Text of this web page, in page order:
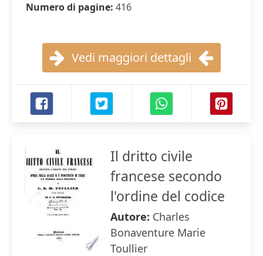
Numero di pagine: 416
Vedi maggiori dettagli
Il dritto civile
francese secondo
l'ordine del codice
Autore: Charles
Bonaventure Marie
Toullier